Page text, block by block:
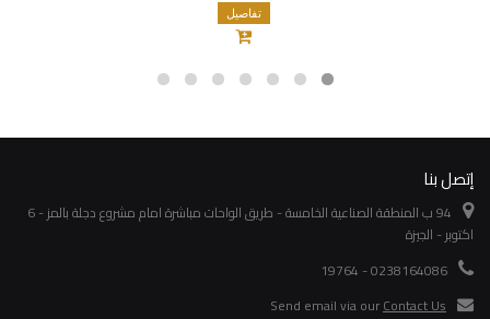
تفاصيل
إتصل بنا
94 ب المنطقة الصناعية الخامسة - طريق الواحات مباشرة امام مشروع دجلة بالمز - 6
اكتوبر - الجيزة
0238164086 - 19764
Send email via ourContact Us